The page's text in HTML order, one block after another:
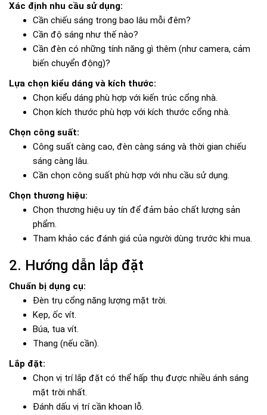
Xác định nhu cầu sử dụng:
Cần chiếu sáng trong bao lâu mỗi đêm?
Cần độ sáng như thế nào?
Cần đèn có những tính năng gì thêm (như camera, cảm
biến chuyển động)?
Lựa chọn kiểu dáng và kích thước:
Chọn kiểu dáng phù hợp với kiến trúc cổng nhà.
Chọn kích thước phù hợp với kích thước cổng nhà.
Chọn công suất:
Công suất càng cao, đèn càng sáng và thời gian chiếu
sáng càng lâu.
Cần chọn công suất phù hợp với nhu cầu sử dụng.
Chọn thương hiệu:
Chọn thương hiệu uy tín để đảm bảo chất lượng sản
phẩm.
Tham khảo các đánh giá của người dùng trước khi mua.
2. Hướng dẫn lắp đặt
Chuẩn bị dụng cụ:
Đèn trụ cổng năng lượng mặt trời.
Kẹp, ốc vít.
Búa, tua vít.
Thang (nếu cần).
Lắp đặt:
Chọn vị trí lắp đặt có thể hấp thụ được nhiều ánh sáng
mặt trời nhất.
Đánh dấu vị trí cần khoan lỗ.